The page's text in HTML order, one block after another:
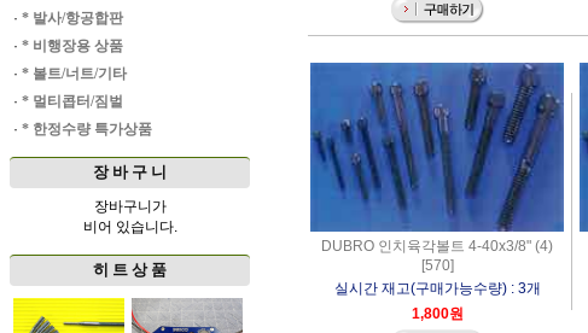
· * 발사/항공합판
· * 비행장용 상품
· * 볼트/너트/기타
· * 멀티콥터/짐벌
· * 한정수량 특가상품
장 바 구 니
장바구니가
비어 있습니다.
히 트 상 품
DUBRO 인치육각볼트 4-40x3/8" (4)
[570]
실시간 재고(구매가능수량) : 3개
1,800원